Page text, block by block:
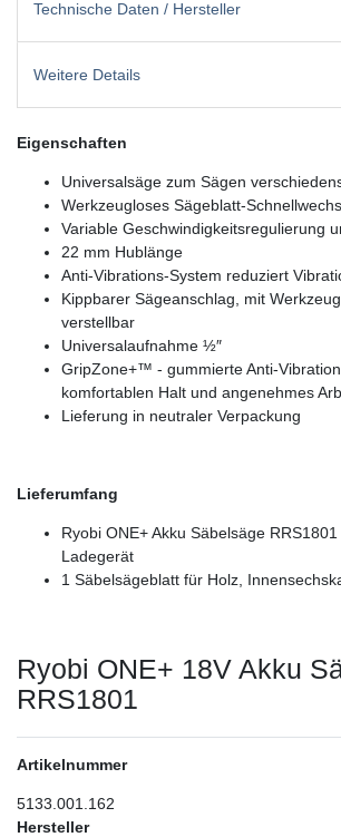
Technische Daten / Hersteller
Weitere Details
Eigenschaften
Universalsäge zum Sägen
Werkzeugloses Sägeblatt-
Variable Geschwindigkeitsregulierung
22 mm Hublänge
Anti-Vibrations-System reduziert
Kippbarer Sägeanschlag, mit
verstellbar
Universalaufnahme ½″
GripZone+™ - gummierte Anti-
komfortablen Halt und angenehmes
Lieferung in neutraler Verpackung
Lieferumfang
Ryobi ONE+ Akku Säbelsäge
Ladegerät
1 Säbelsägeblatt für Holz,
Ryobi ONE+ 18V Akku
RRS1801
Artikelnummer
5133.001.162
Hersteller